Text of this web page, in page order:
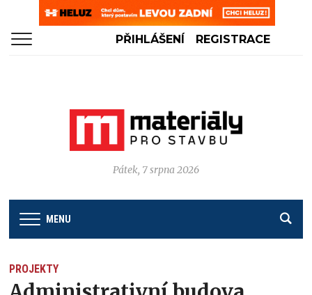
PŘIHLÁŠENÍ REGISTRACE
Pátek, 7 srpna 2026
MENU
PROJEKTY